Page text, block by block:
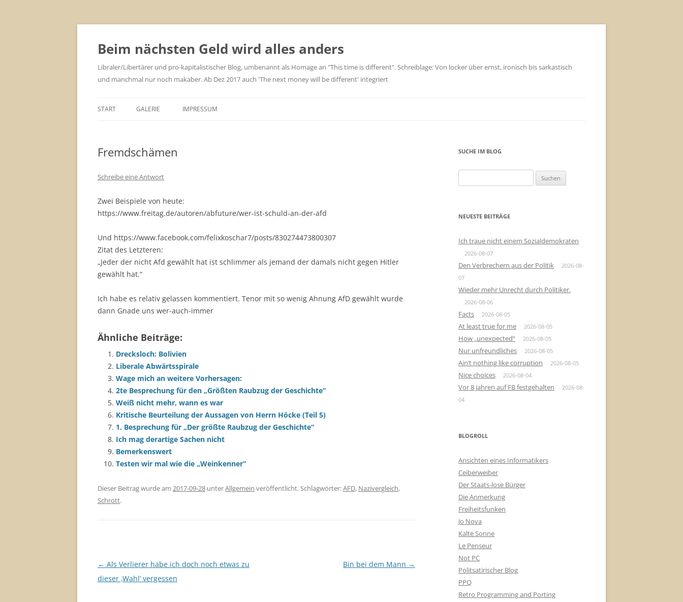
Zum
springen
Beim nächsten Geld wird alles anders
Libraler/Libertärer und pro-kapitalistischer Blog, umbenannt als Homage an "This time is different". Schreiblage: Von locker über ernst, ironisch bis sarkastisch
und manchmal nur noch makaber. Ab Dez 2017 auch 'The next money will be different' integriert
START GALERIE IMPRESSUM
Fremdschämen
Schreibe eine Antwort
Zwei Beispiele von heute:
https://www.freitag.de/autoren/abfuture/wer-ist-schuld-an-der-afd
Und https://www.facebook.com/felixkoschar7/posts/830274473800307
Zitat des Letzteren:
„Jeder der nicht Afd gewählt hat ist schlimmer als jemand der damals nicht gegen Hitler
gewählt hat.“
Ich habe es relativ gelassen kommentiert. Tenor mit so wenig Ahnung AfD gewählt wurde
dann Gnade uns wer-auch-immer
Ähnliche Beiträge:
Drecksloch: Bolivien
Liberale Abwärtsspirale
Wage mich an weitere Vorhersagen:
2te Besprechung für den „Größten Raubzug der Geschichte“
Weiß nicht mehr, wann es war
Kritische Beurteilung der Aussagen von Herrn Höcke (Teil 5)
1. Besprechung für „Der größte Raubzug der Geschichte“
Ich mag derartige Sachen nicht
Bemerkenswert
Testen wir mal wie die „Weinkenner“
Dieser Beitrag wurde am 2017-09-28 unterAllgemein veröffentlicht. Schlagwörter:AFD, Nazivergleich,
Schrott.
Beitragsnavigation
← Als Verlierer habe ich doch noch etwas zu
dieser ‚Wahl‘ vergessen
Bin bei dem Mann →
SUCHE IM BLOG
nach:
NEUESTE BEITRÄGE
Ich traue nicht einem Sozialdemokraten
2026-08-07
Den Verbrechern aus der Politik
2026-08-
07
Wieder mehr Unrecht durch Politiker.
2026-08-06
Facts 2026-08-05
At least true for me 2026-08-05
How „unexpected“ 2026-08-05
Nur unfreundliches 2026-08-05
Ain’t nothing like corruption 2026-08-05
Nice choices 2026-08-04
Vor 8 jahren auf FB festgehalten
2026-08-
04
BLOGROLL
Ansichten eines Informatikers
Ceiberweiber
Der Staats-lose Bürger
Die Anmerkung
Freiheitsfunken
Jo Nova
Kalte Sonne
Le Penseur
Not PC
Politsatirischer Blog
PPQ
Retro Programming and Porting